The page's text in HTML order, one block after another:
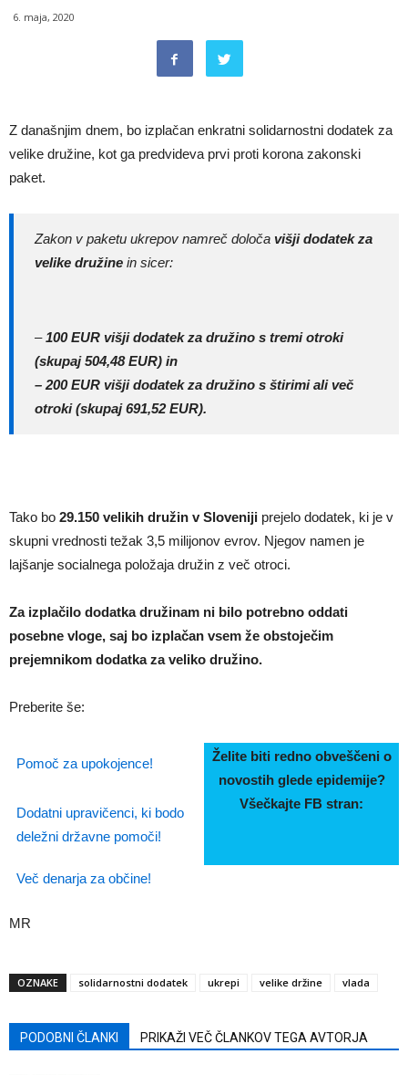
6. maja, 2020
Z današnjim dnem, bo izplačan enkratni solidarnostni dodatek za
velike družine, kot ga predvideva prvi proti korona zakonski
paket.
Zakon v paketu ukrepov namreč določa višji dodatek za
velike družine in sicer:
–100 EUR višji dodatek za družino s tremi otroki
(skupaj 504,48 EUR) in
– 200 EUR višji dodatek za družino s štirimi ali več
otroki (skupaj 691,52 EUR).
Tako bo 29.150 velikih družin v Sloveniji prejelo dodatek, ki je v
skupni vrednosti težak 3,5 milijonov evrov. Njegov namen je
lajšanje socialnega položaja družin z več otroci.
Za izplačilo dodatka družinam ni bilo potrebno oddati
posebne vloge, saj bo izplačan vsem že obstoječim
prejemnikom dodatka za veliko družino.
Preberite še:
Pomoč za upokojence!
Želite biti redno obveščeni o
novostih glede epidemije?
Všečkajte FB stran:
Dodatni upravičenci, ki bodo
deležni državne pomoči!
Več denarja za občine!
MR
OZNAKE solidarnostni dodatek ukrepi velike držine vlada
PODOBNI ČLANKI PRIKAŽI VEČ ČLANKOV TEGA AVTORJA